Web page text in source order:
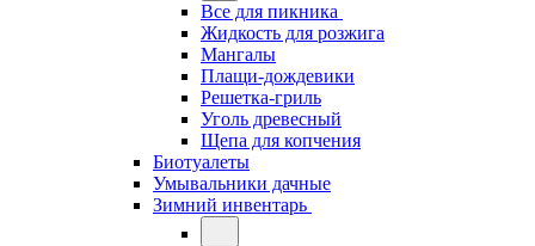
Все для пикника
Жидкость для розжига
Мангалы
Плащи-дождевики
Решетка-гриль
Уголь древесный
Щепа для копчения
Биотуалеты
Умывальники дачные
Зимний инвентарь